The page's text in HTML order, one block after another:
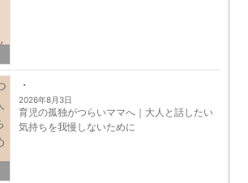
2026年8月3日
育児の孤独がつらいママへ｜大人と話したい
気持ちを我慢しないために